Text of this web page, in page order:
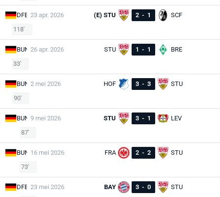
DFB 23 apr. 2026 (E) STU 2 - 1
SCF
118'
BUN 26 apr. 2026 STU 1 - 1
BRE
33'
BUN 2 mei 2026 HOF 3 - 3
STU
90'
BUN 9 mei 2026 STU 3 - 1
LEV
87'
BUN 16 mei 2026 FRA 2 - 2
STU
73'
DFB 23 mei 2026 BAY 3 - 0
STU